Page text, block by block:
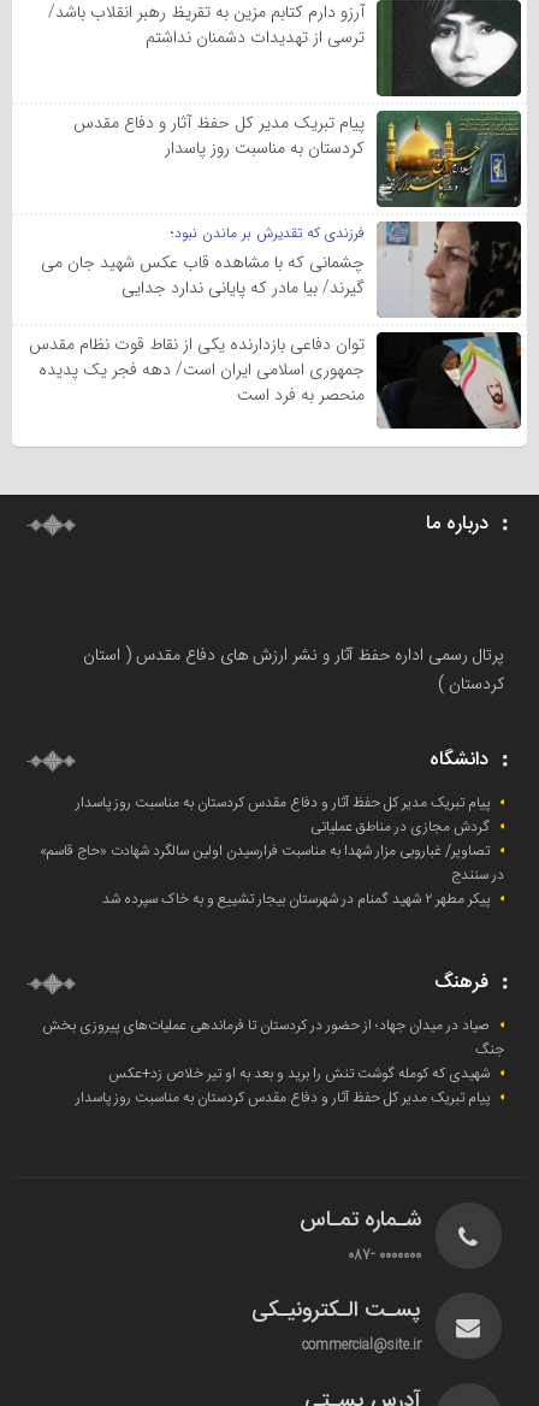
آرزو دارم کتابم مزین به تقریظ رهبر انقلاب باشد/
ترسی از تهدیدات دشمنان نداشتم
پیام تبریک مدیر کل حفظ آثار و دفاع مقدس
کردستان به مناسبت روز پاسدار
فرزندی که تقدیرش بر ماندن نبود؛
چشمانی که با مشاهده قاب عکس شهید جان می
گیرند/ بیا مادر که پایانی ندارد جدایی
توان دفاعی بازدارنده یکی از نقاط قوت نظام مقدس
جمهوری اسلامی ایران است/ دهه فجر یک پدیده
منحصر به فرد است
درباره ما
پرتال رسمی اداره حفظ آثار و نشر ارزش های دفاع مقدس ( استان
کردستان )
دانشگاه
پیام تبریک مدیر کل حفظ آثار و دفاع مقدس کردستان به مناسبت روز پاسدار
گردش مجازی در مناطق عملیاتی
تصاویر/ غباروبی مزار شهدا به مناسبت فرارسیدن اولین سالگرد شهادت «حاج قاسم»
در سنندج
پیکر مطهر ۲ شهید گمنام در شهرستان بیجار تشییع و به خاک‌ سپرده شد
فرهنگ
صیاد در میدان جهاد؛ از حضور در کردستان تا فرماندهی عملیات‌های پیروزی بخش
جنگ
شهیدی که کومله‌ گوشت تنش را برید و بعد به او تیر خلاص زد+عکس
پیام تبریک مدیر کل حفظ آثار و دفاع مقدس کردستان به مناسبت روز پاسدار
شـماره تمـاس
0000000 -087
پسـت الـکترونیـکی
commercial@site.ir